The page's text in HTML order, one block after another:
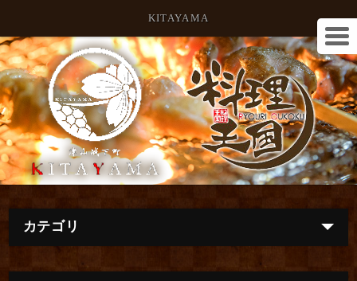
KITAYAMA
カテゴリ